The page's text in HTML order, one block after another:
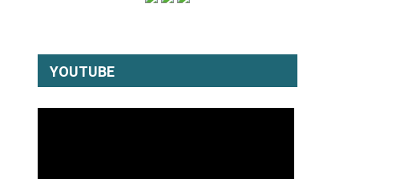
YOUTUBE